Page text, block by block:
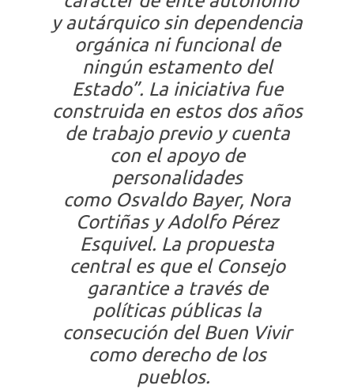
y autárquico sin dependencia
orgánica ni funcional de
ningún estamento del
Estado”. La iniciativa fue
construida en estos dos años
de trabajo previo y cuenta
con el apoyo de
personalidades
como Osvaldo Bayer, Nora
Cortiñas y Adolfo Pérez
Esquivel. La propuesta
central es que el Consejo
garantice a través de
políticas públicas la
consecución del Buen Vivir
como derecho de los
pueblos.